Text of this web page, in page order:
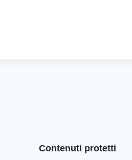
Contenuti protetti